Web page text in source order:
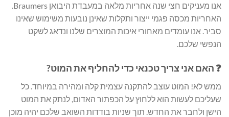
אנו מעניקים חצי שנה אחריות מלאה במעבדת היבואן Braumers.
האחריות מכסה פגמי ייצור ותקלות שאינן נובעות משימוש שאינו
סביר. אנו עומדים מאחורי איכות המוצרים שלנו ונדאג לשקט
הנפשי שלכם.
❓ האם אני צריך טכנאי כדי להחליף את המוט?
ממש לא! המוט עוצב להתקנה עצמית קלה ומהירה במיוחד. כל
שעליכם לעשות הוא ללחוץ על הכפתור האדום, לנתק את המוט
הישן ולחבר את החדש. תוך שניות בודדות השואב שלכם יהיה מוכן